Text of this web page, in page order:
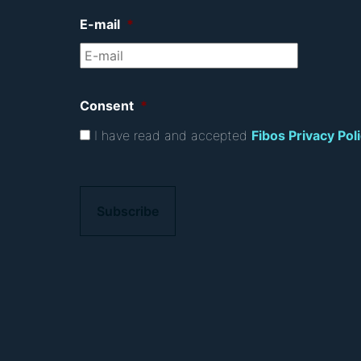
E-mail *
Consent *
I have read and accepted Fibos Privacy